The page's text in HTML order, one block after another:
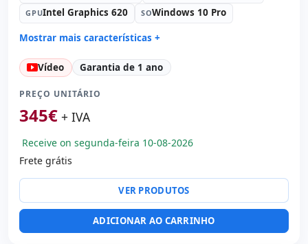
GPUIntel Graphics 620 SOWindows 10 Pro
Mostrar mais características +
Connectivity: WIFI · Bluetooth · 4G
Processador: Intel Core i5 7300U 2.6 GHz.
Som: Realtek Audio
Portos:
USB 3.0
Portas de vídeo: HDMI
Multimídia:
Outros: hR embalagens
28x20x4 cm.
Peso: 1.40 Kg.
Vídeo Garantia de 1 ano
PREÇO UNITÁRIO
345€ + IVA
Receive on segunda-feira 10-08-2026
Frete grátis
VER PRODUTOS
ADICIONAR AO CARRINHO